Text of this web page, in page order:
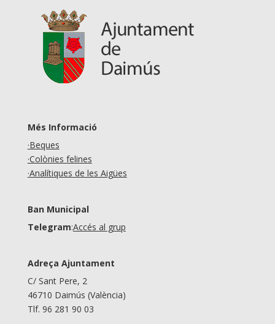
Més Informació
·Beques
·Colònies felines
·Analítiques de les Aigües
Ban Municipal
Telegram:Accés al grup
Adreça Ajuntament
C/ Sant Pere, 2
46710 Daimús (València)
Tlf. 96 281 90 03